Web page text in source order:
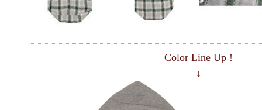
Color Line Up !
↓